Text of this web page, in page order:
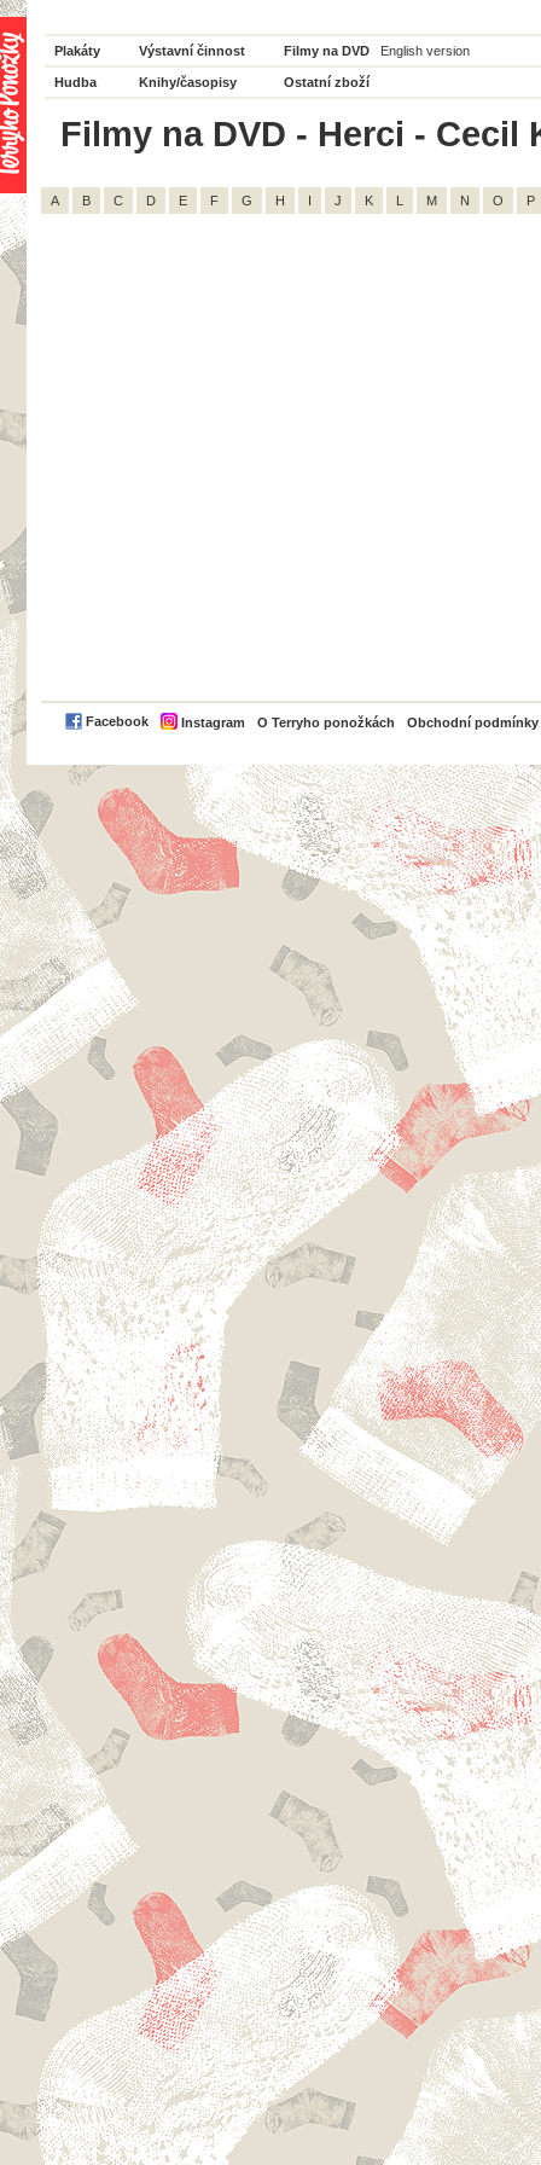
Plakáty Výstavní činnost Filmy na DVD English version
Hudba Knihy/časopisy Ostatní zboží
Filmy na DVD - Herci - Cecil
A B C D E F G H I J K L M N O P
Facebook Instagram O Terryho ponožkách Obchodní podmínky
PayPal